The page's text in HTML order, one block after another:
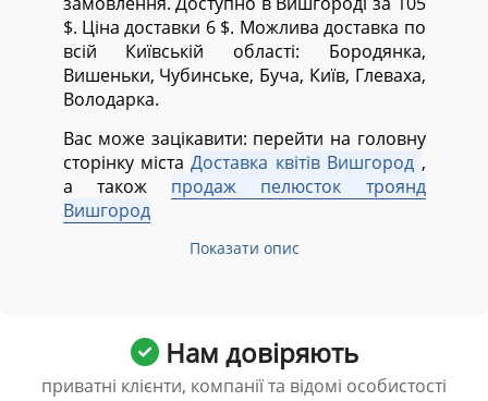
$. Ціна доставки 6 $. Можлива доставка по
всій Київській області: Бородянка,
Вишеньки, Чубинське, Буча, Київ, Глеваха,
Володарка.
Вас може зацікавити: перейти на головну
сторінку містаДоставка квітів Вишгород ,
а також продаж пелюсток троянд
Вишгород
Показати опис
Нам довіряють
приватні клієнти, компанії та відомі особистості